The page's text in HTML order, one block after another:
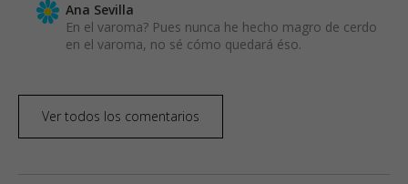
Ana Sevilla
En el varoma? Pues nunca he hecho magro de cerdo
en el varoma, no sé cómo quedará éso.
Ver todos los comentarios